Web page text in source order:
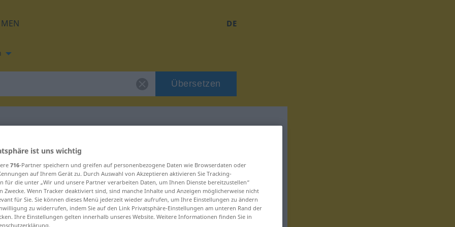
DE
Übersetzen
für "ispititor"
ist uns wichtig
716-Partner speichern und greifen auf personenbezogene Daten wie Browserdaten oder
auf Ihrem Gerät zu. Durch Auswahl von Akzeptieren aktivieren Sie Tracking-
für die unter „Wir und unsere Partner verarbeiten Daten, um Ihnen Dienste bereitzustellen“
Zwecke. Wenn Tracker deaktiviert sind, sind manche Inhalte und Anzeigen möglicherweise nicht
für Sie. Sie können dieses Menü jederzeit wieder aufrufen, um Ihre Einstellungen zu ändern
zu widerrufen, indem Sie auf den Link Privatsphäre-Einstellungen am unteren Rand der
Ihre Einstellungen gelten innerhalb unseres Website. Weitere Informationen finden Sie in